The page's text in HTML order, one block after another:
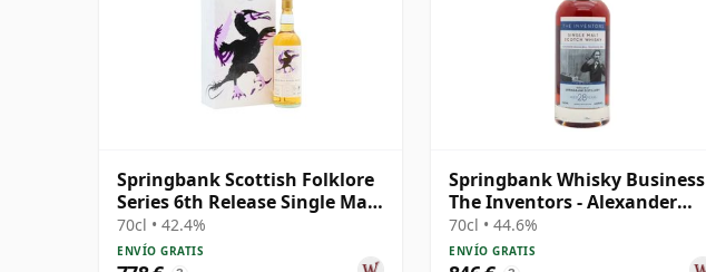
Springbank Scottish Folklore
Series 6th Release Single Malt
S 2000 21 años
70cl • 42.4%
ENVÍO GRATIS
Springbank Whisky Business
The Inventors - Alexander
Graham B 1997 28 años
70cl • 44.6%
ENVÍO GRATIS